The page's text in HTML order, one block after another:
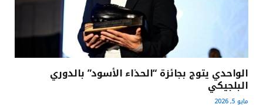
الواحدي يتوج بجائزة “الحذاء الأسود” بالدوري
البلجيكي
مايو 5, 2026